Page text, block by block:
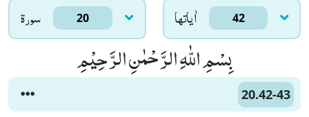
سورۃ 20 اٰياتها 42
بِسْمِ اللّٰهِ الرَّحْمٰنِ الرَّحِیْمِ
20.42-43